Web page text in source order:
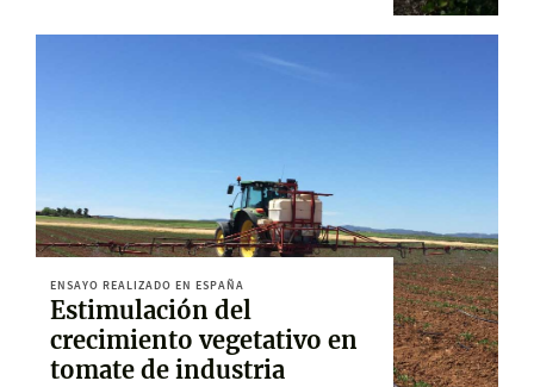
ENSAYO REALIZADO EN ESPAÑA
Estimulación del
crecimiento vegetativo en
tomate de industria